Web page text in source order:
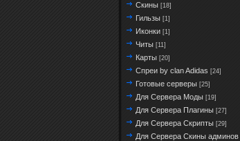
Скины [18]
Гильзы [1]
Иконки [1]
Читы [11]
Карты [20]
Спреи by clan Adidas [24]
Готовые серверы [25]
Для Сервера Моды [19]
Для Сервера Плагины [27]
Для Сервера Скрипты [29]
Для Сервера Скины админов